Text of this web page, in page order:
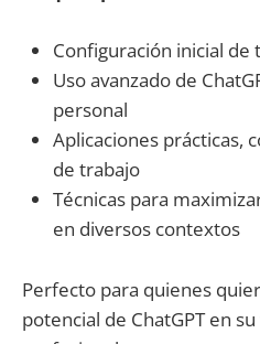
Configuración inicial de
Uso avanzado de
personal
Aplicaciones prácticas,
de trabajo
Técnicas para
en diversos contextos
Perfecto para quienes
potencial de ChatGPT en